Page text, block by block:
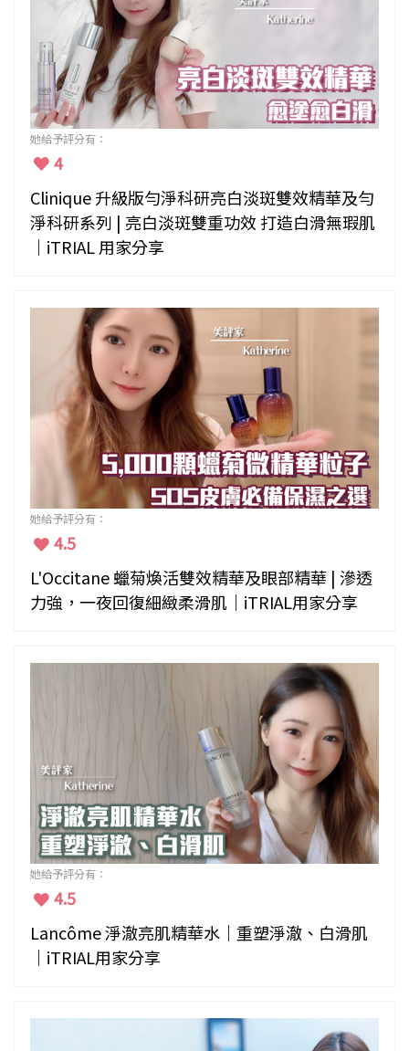
她給予評分有：
4
Clinique 升級版勻淨科研亮白淡斑雙效精華及勻
淨科研系列 | 亮白淡斑雙重功效 打造白滑無瑕肌
｜iTRIAL 用家分享
她給予評分有：
4.5
L'Occitane 蠟菊煥活雙效精華及眼部精華 | 滲透
力強，一夜回復細緻柔滑肌｜iTRIAL用家分享
她給予評分有：
4.5
Lancôme 淨澈亮肌精華水｜重塑淨澈、白滑肌
｜iTRIAL用家分享